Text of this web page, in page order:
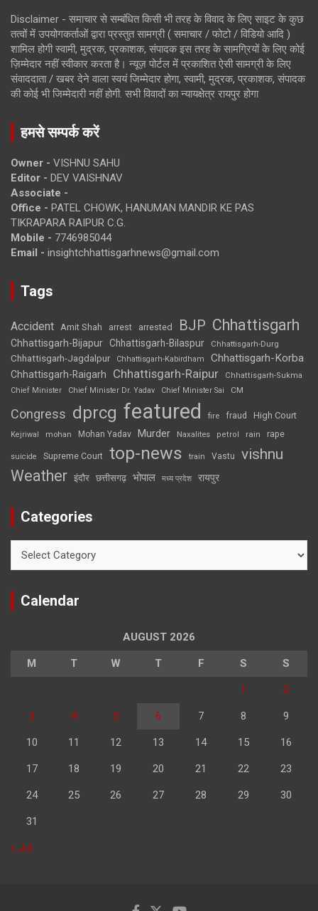
Disclaimer - समाचार से सम्बंधित किसी भी तरह के विवाद के लिए साइट के कुछ
तत्वों में उपयोगकर्ताओं द्वारा प्रस्तुत सामग्री ( समाचार / फोटो / विडियो आदि )
शामिल होगी स्वामी, मुद्रक, प्रकाशक, संपादक इस तरह के सामग्रियों के लिए कोई
ज़िम्मेदार नहीं स्वीकार करता है। न्यूज़ पोर्टल में प्रकाशित ऐसी सामग्री के लिए
संवाददाता / खबर देने वाला स्वयं जिम्मेदार होगा, स्वामी, मुद्रक, प्रकाशक, संपादक
की कोई भी जिम्मेदारी नहीं होगी. सभी विवादों का न्यायक्षेत्र रायपुर होगा
हमसे सम्पर्क करें
Owner - VISHNU SAHU
Editor - DEV VAISHNAV
Associate -
Office - PATEL CHOWK, HANUMAN MANDIR KE PAS
TIKRAPARA RAIPUR C.G.
Mobile - 7746985044
Email - insightchhattisgarhnews@gmail.com
Tags
Accident Amit Shah arrest arrested BJP Chhattisgarh
Chhattisgarh-Bijapur Chhattisgarh-Bilaspur Chhattisgarh-Durg
Chhattisgarh-Jagdalpur Chhattisgarh-Kabirdham Chhattisgarh-Korba
Chhattisgarh-Raigarh Chhattisgarh-Raipur
Chhattisgarh-Sukma
Chief Minister
Chief Minister Dr. Yadav Chief Minister Sai CM
Congress dprcg featured fire fraud High Court
Kejriwal mohan Mohan Yadav Murder Naxalites petrol rain rape
suicide Supreme Court top-news train Vastu vishnu
Weather इंदौर छत्तीसगढ़ भोपाल मध्य प्रदेश रायपुर
Categories
Calendar
AUGUST 2026
M T W T F S S
1 2
3 4 5 6 7 8 9
10 11 12 13 14 15 16
17 18 19 20 21 22 23
24 25 26 27 28 29 30
31
« Jul